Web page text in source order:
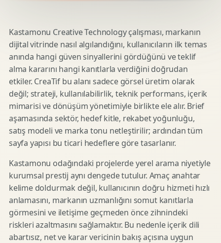
Kastamonu Creative Technology çalışması, markanın
dijital vitrinde nasıl algılandığını, kullanıcıların ilk temas
anında hangi güven sinyallerini gördüğünü ve teklif
alma kararını hangi kanıtlarla verdiğini doğrudan
etkiler. CreaTif bu alanı sadece görsel üretim olarak
değil; strateji, kullanılabilirlik, teknik performans, içerik
mimarisi ve dönüşüm yönetimiyle birlikte ele alır. Brief
aşamasında sektör, hedef kitle, rekabet yoğunluğu,
satış modeli ve marka tonu netleştirilir; ardından tüm
sayfa yapısı bu ticari hedeflere göre tasarlanır.
Kastamonu odağındaki projelerde yerel arama niyetiyle
kurumsal prestij aynı dengede tutulur. Amaç anahtar
kelime doldurmak değil, kullanıcının doğru hizmeti hızlı
anlamasını, markanın uzmanlığını somut kanıtlarla
görmesini ve iletişime geçmeden önce zihnindeki
riskleri azaltmasını sağlamaktır. Bu nedenle içerik dili
abartısız, net ve karar vericinin bakış açısına uygun